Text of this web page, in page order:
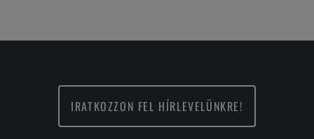
IRATKOZZON FEL HÍRLEVELÜNKRE!